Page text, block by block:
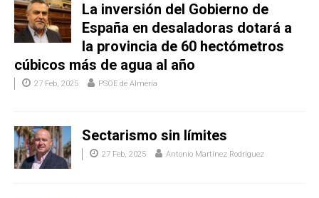
La inversión del Gobierno de
España en desaladoras dotará a
la provincia de 60 hectómetros
cúbicos más de agua al año
27 Feb, 2025 PSOE de Almería
Sectarismo sin límites
27 Feb, 2025 Antonio Martínez Rodríguez